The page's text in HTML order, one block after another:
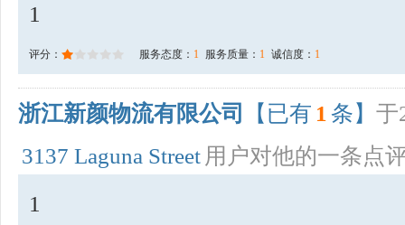
1
评分： 服务态度： 1 服务质量： 1 诚信度： 1
浙江新颜物流有限公司 【已有 1 条】 于
3137 Laguna Street 用户对他的一条点
1